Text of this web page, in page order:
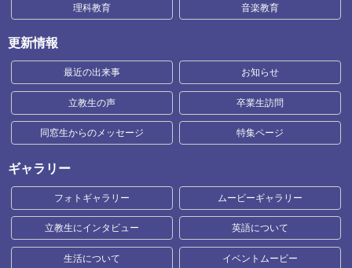
理科教育 音楽教育
更新情報
最近の出来事 お知らせ
立教生の声 卒業生訪問
同窓生からのメッセージ 特集ページ
ギャラリー
フォトギャラリー ムービーギャラリー
立教生にインタビュー 英語について
生活について イベントムービー